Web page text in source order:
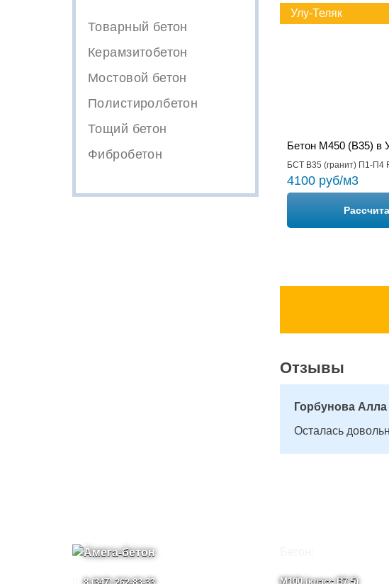
Товарный бетон
Керамзитобетон
Мостовой бетон
Полистиролбетон
Тощий бетон
Фибробетон
Улу-Теляк
Бетон М450 (B35) в
БСТ В35 (гранит) П1-П4
4100 руб/м3
Отзывы
Горбунова Алла
Осталась
М100 (класс B7,5)